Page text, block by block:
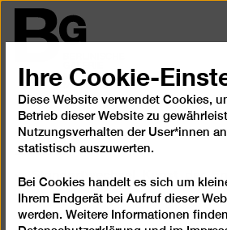
Zum
Seiteninhalt
springen
Galerie
Text
B)
Ihre Cookie-
Diese Website verwendet Cookies,
Betrieb dieser Website zu
Nutzungsverhalten der User*innen
statistisch auszuwerten.
Bei Cookies handelt es sich um
Ihrem Endgerät bei Aufruf dieser
werden. Weitere Informationen